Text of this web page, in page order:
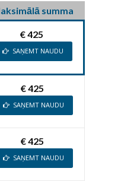
summa
€ 425
SAŅEMT NAUDU
€ 425
SAŅEMT NAUDU
€ 425
SAŅEMT NAUDU